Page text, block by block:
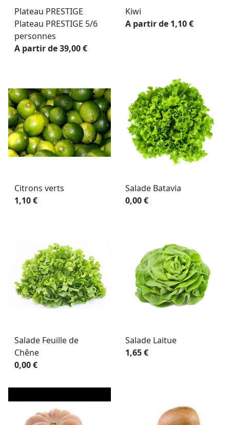
Plateau PRESTIGE
Plateau PRESTIGE 5/6
personnes
A partir de 39,00 €
Kiwi
A partir de 1,10 €
Citrons verts
1,10 €
Salade Batavia
0,00 €
Salade Feuille de
Chêne
0,00 €
Salade Laitue
1,65 €